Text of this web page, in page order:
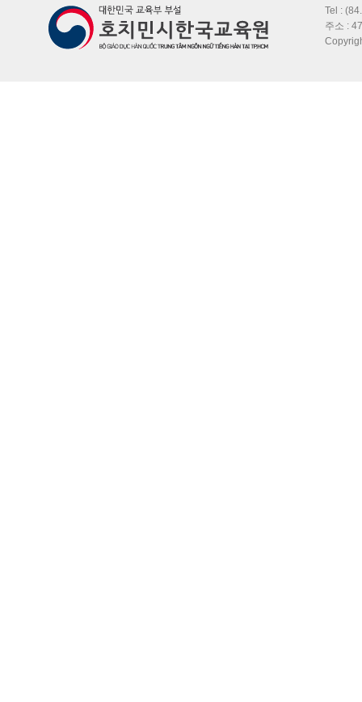
Tel :
주소 :